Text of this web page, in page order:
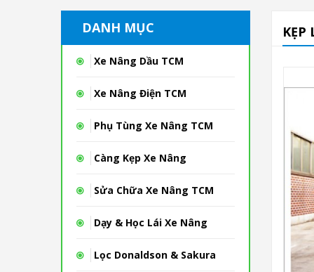
DANH MỤC
Xe Nâng Dầu TCM
Xe Nâng Điện TCM
Phụ Tùng Xe Nâng TCM
Càng Kẹp Xe Nâng
Sửa Chữa Xe Nâng TCM
Dạy & Học Lái Xe Nâng
Lọc Donaldson & Sakura
KẸP